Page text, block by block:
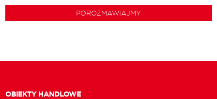
POROZMAWIAJMY
OBIEKTY HANDLOWE